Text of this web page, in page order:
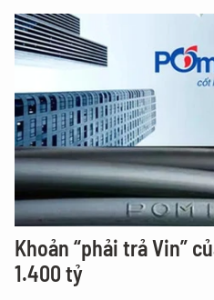
Khoản “phải trả Vin”
1.400 tỷ